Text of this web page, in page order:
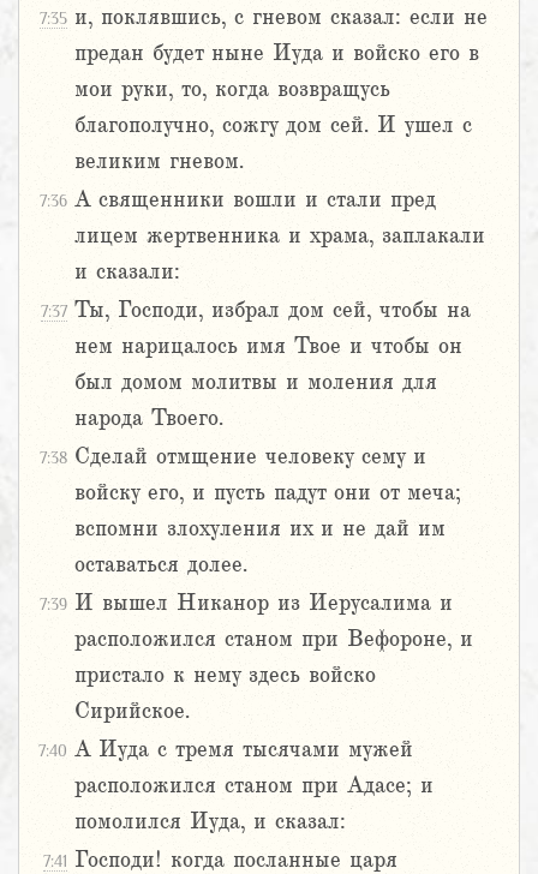
7:35 и, поклявшись, с гневом сказал: если не
предан будет ныне Иуда и войско его в
мои руки, то, когда возвращусь
благополучно, сожгу дом сей. И ушел с
великим гневом.
7:36 А священники вошли и стали пред
лицем жертвенника и храма, заплакали
и сказали:
7:37 Ты, Господи, избрал дом сей, чтобы на
нем нарицалось имя Твое и чтобы он
был домом молитвы и моления для
народа Твоего.
7:38 Сделай отмщение человеку сему и
войску его, и пусть падут они от меча;
вспомни злохуления их и не дай им
оставаться долее.
7:39 И вышел Никанор из Иерусалима и
расположился станом при Вефороне, и
пристало к нему здесь войско
Сирийское.
7:40 А Иуда с тремя тысячами мужей
расположился станом при Адасе; и
помолился Иуда, и сказал:
7:41 Господи! когда посланные царя